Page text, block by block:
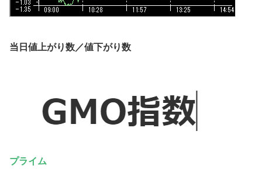
当日値上がり数／値下がり数
プライム